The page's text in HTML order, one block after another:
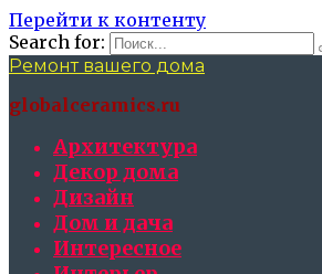
Перейти к контенту
Search for:
Ремонт вашего дома
globalceramics.ru
Архитектура
Декор дома
Дизайн
Дом и дача
Интересное